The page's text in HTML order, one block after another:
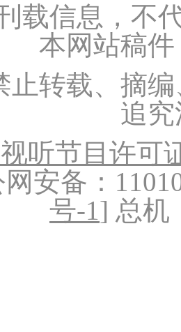
载信息，不
本网站稿
止转载、摘
追
听节目许可
安备：
号-1] 总机